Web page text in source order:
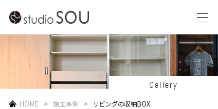
Gallery
HOME 施工事例 リビングの収納BOX